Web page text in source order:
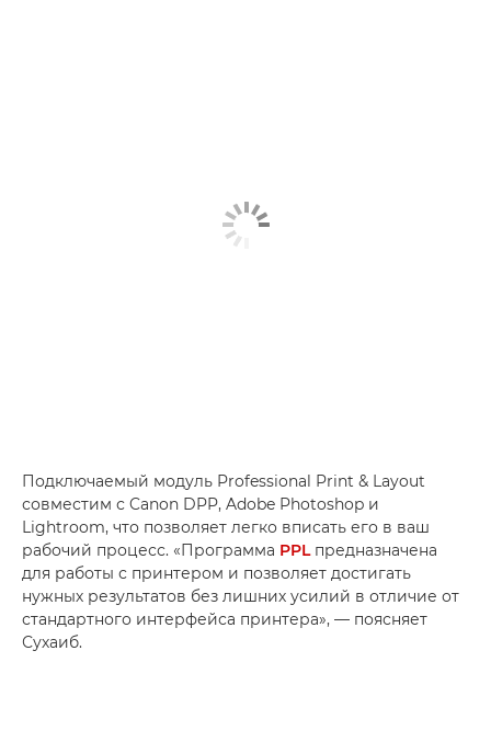
Подключаемый модуль Professional Print & Layout
совместим с Canon DPP, Adobe Photoshop и
Lightroom, что позволяет легко вписать его в ваш
рабочий процесс. «Программа PPLпредназначена
для работы с принтером и позволяет достигать
нужных результатов без лишних усилий в отличие от
стандартного интерфейса принтера», — поясняет
Сухаиб.